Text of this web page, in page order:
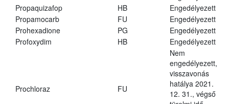
Propaquizafop
HB
Engedélyezett
Propamocarb
FU
Engedélyezett
Prohexadione
PG
Engedélyezett
Profoxydim
HB Engedélyezett
Prochloraz FU
Nem
engedélyezett,
visszavonás
hatálya 2021.
12. 31., végső